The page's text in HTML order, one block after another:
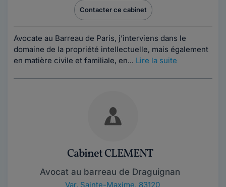
Contacter ce cabinet
Avocate au Barreau de Paris, j’interviens dans le
domaine de la propriété intellectuelle, mais également
en matière civile et familiale, en... Lire la suite
Cabinet CLEMENT
Avocat au barreau de Draguignan
Var, Sainte-Maxime, 83120